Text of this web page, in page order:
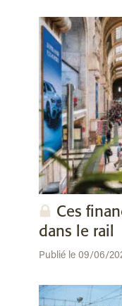
Ces
dans le rail
Publié le 09/06/